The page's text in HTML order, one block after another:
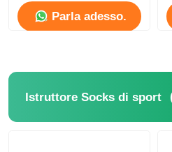
Parla adesso.
Istruttore Socks di sport